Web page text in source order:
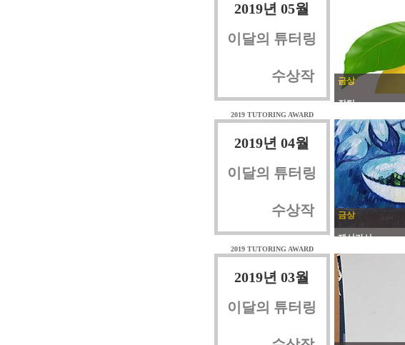
2019년 05월
이달의 튜터링
수상작
2019 TUTORING AWARD
금상
잠팅
2019년 04월
이달의 튜터링
수상작
2019 TUTORING AWARD
금상
제시카서
2019년 03월
이달의 튜터링